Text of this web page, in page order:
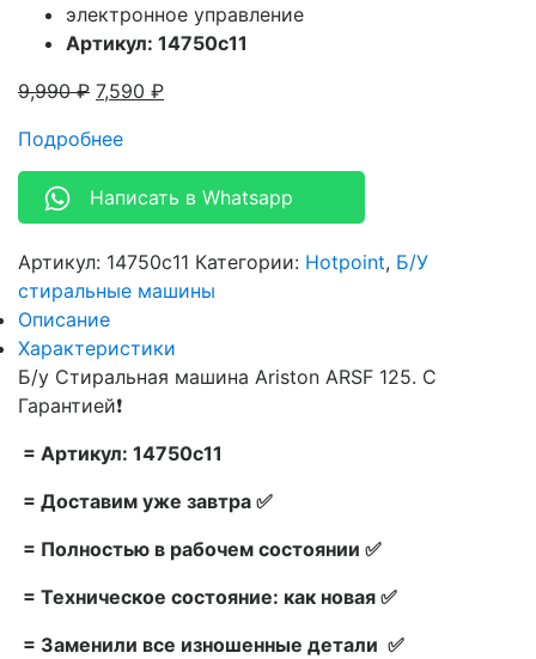
электронное управление
Артикул: 14750c11
9,990₽ 7,590 ₽
Подробнее
Написать в Whatsapp
Артикул: 14750c11 Категории: Hotpoint, Б/У
стиральные машины
Описание
Характеристики
Б/у Стиральная машина Ariston ARSF 125. С
Гарантией❗
= Артикул: 14750c11
= Доставим уже завтра ✅
= Полностью в рабочем состоянии ✅
= Техническое состояние: как новая ✅
= Заменили все изношенные детали ✅